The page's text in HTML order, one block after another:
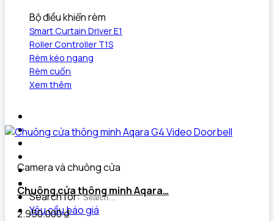
Bộ điều khiển rèm
Smart Curtain Driver E1
Roller Controller T1S
Rèm kéo ngang
Rèm cuốn
Xem thêm
Dự án đã triển khai
Tin tức
Liên hệ
Search for:
Yêu cầu báo giá
Camera và chuông cửa
Chuông cửa thông minh Aqara…
2.950.000₫